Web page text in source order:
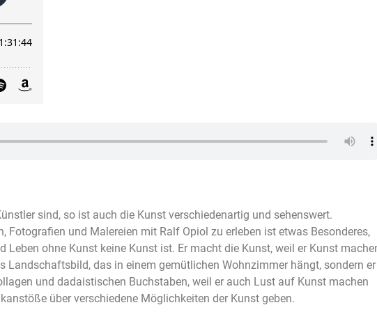
sind, so ist auch die Kunst verschiedenartig und sehenswert.
Fotografien und Malereien mit Ralf Opiol zu erleben ist etwas Besonderes,
Leben ohne Kunst keine Kunst ist. Er macht die Kunst, weil er Kunst
Landschaftsbild, das in einem gemütlichen Wohnzimmer hängt, sondern er
und dadaistischen Buchstaben, weil er auch Lust auf Kunst machen
über verschiedene Möglichkeiten der Kunst geben.